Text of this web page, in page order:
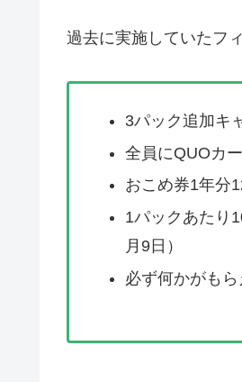
過去に実施していたフ
3パック追加キ
全員にQUOカ
おこめ券1年分
1パックあたり
月9日）
必ず何かがも